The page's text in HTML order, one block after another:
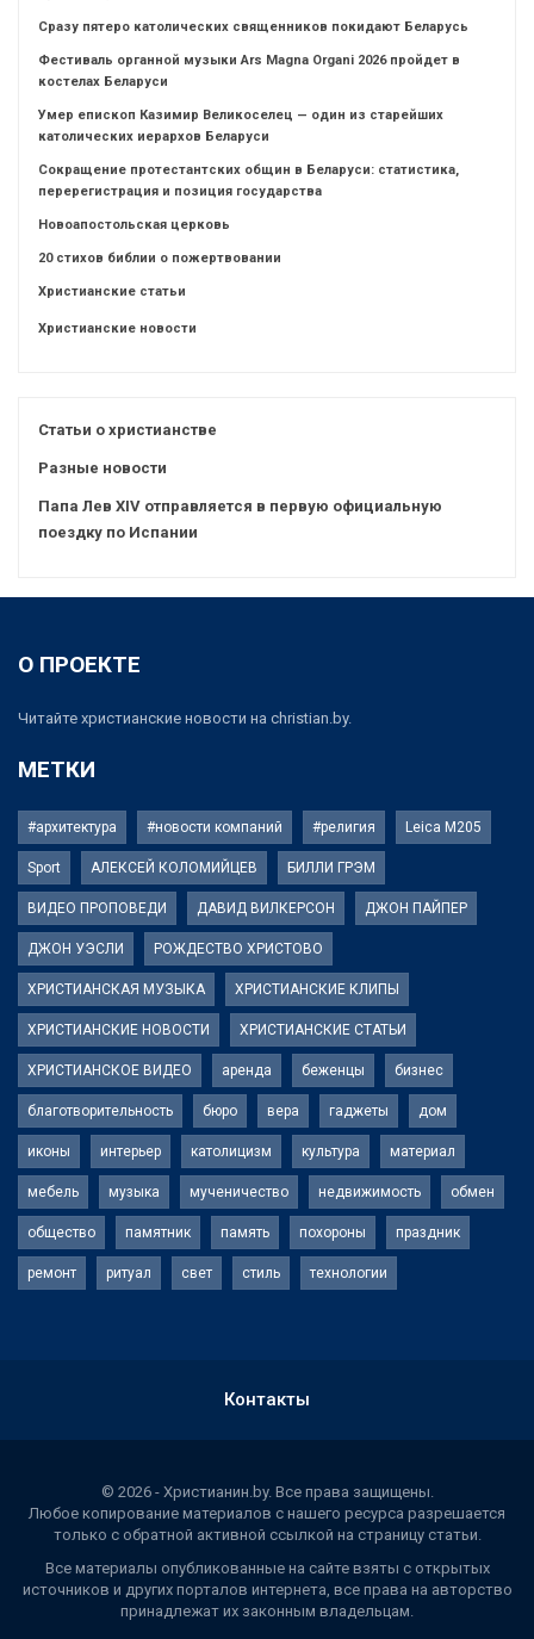
Сразу пятеро католических священников покидают Беларусь
Фестиваль органной музыки Ars Magna Organi 2026 пройдет в
костелах Беларуси
Умер епископ Казимир Великоселец — один из старейших
католических иерархов Беларуси
Сокращение протестантских общин в Беларуси: статистика,
перерегистрация и позиция государства
Новоапостольская церковь
20 стихов библии о пожертвовании
Христианские статьи
Христианские новости
Статьи о христианстве
Разные новости
Папа Лев XIV отправляется в первую официальную
поездку по Испании
О ПРОЕКТЕ
Читайте христианские новости на christian.by.
МЕТКИ
#архитектура #новости компаний #религия Leica M205
Sport АЛЕКСЕЙ КОЛОМИЙЦЕВ БИЛЛИ ГРЭМ
ВИДЕО ПРОПОВЕДИ ДАВИД ВИЛКЕРСОН ДЖОН ПАЙПЕР
ДЖОН УЭСЛИ РОЖДЕСТВО ХРИСТОВО
ХРИСТИАНСКАЯ МУЗЫКА ХРИСТИАНСКИЕ КЛИПЫ
ХРИСТИАНСКИЕ НОВОСТИ ХРИСТИАНСКИЕ СТАТЬИ
ХРИСТИАНСКОЕ ВИДЕО аренда беженцы бизнес
благотворительность бюро вера гаджеты дом
иконы интерьер католицизм культура материал
мебель музыка мученичество недвижимость обмен
общество памятник память похороны праздник
ремонт ритуал свет стиль технологии
Контакты
© 2026 - Христианин.by. Все права защищены.
Любое копирование материалов с нашего ресурса разрешается
только с обратной активной ссылкой на страницу статьи.
Все материалы опубликованные на сайте взяты с открытых
источников и других порталов интернета, все права на авторство
принадлежат их законным владельцам.